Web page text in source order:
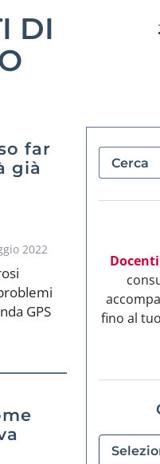
DI
far
già
2022
GPS
fino al